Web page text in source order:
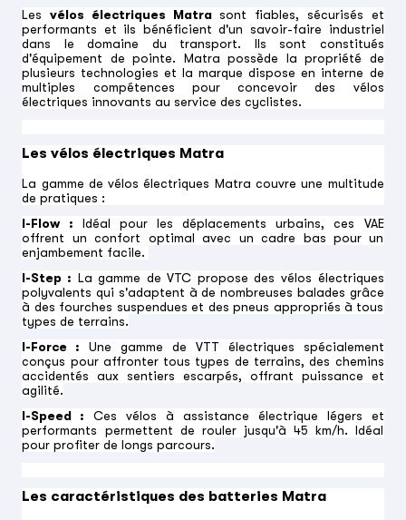
Lesvélos électriques Matrasont fiables, sécurisés et
performants et ils bénéficient d'un savoir-faire industriel
dans le domaine du transport. Ils sont constitués
d'équipement de pointe. Matra possède la propriété de
plusieurs technologies et la marque dispose en interne de
multiples compétences pour concevoir des vélos
électriques innovants au service des cyclistes.
Les vélos électriques Matra
La gamme de vélos électriques Matra couvre une multitude
de pratiques :
I-Flow : Idéal pour les déplacements urbains, ces VAE
offrent un confort optimal avec un cadre bas pour un
enjambement facile.
I-Step : La gamme de VTC propose des vélos électriques
polyvalents qui s'adaptent à de nombreuses balades grâce
à des fourches suspendues et des pneus appropriés à tous
types de terrains.
I-Force : Une gamme de VTT électriques spécialement
conçus pour affronter tous types de terrains, des chemins
accidentés aux sentiers escarpés, offrant puissance et
agilité.
I-Speed : Ces vélos à assistance électrique légers et
performants permettent de rouler jusqu'à 45 km/h. Idéal
pour profiter de longs parcours.
Les caractéristiques des batteries Matra